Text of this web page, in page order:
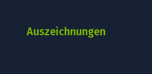
Auszeichnungen